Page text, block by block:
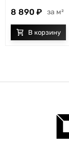
8 890 м²